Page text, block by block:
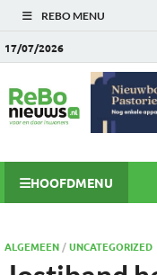
REBO MENU
17/07/2026
HOOFDMENU
ALGEMEEN/UNCATEGORIZED